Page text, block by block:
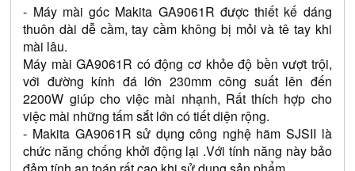
- Máy mài góc Makita GA9061R được thiết kế dáng
thuôn dài dễ cầm, tay cầm không bị mỏi và tê tay khi
mài lâu.
Máy mài GA9061R có động cơ khỏe độ bền vượt trội,
với đường kính đá lớn 230mm công suất lên đến
2200W giúp cho việc mài nhạnh, Rất thích hợp cho
việc mài những tấm sắt lớn có tiết diện rộng.
- Makita GA9061R sử dụng công nghệ hãm SJSII là
chức năng chống khởi động lại .Với tính năng này bảo